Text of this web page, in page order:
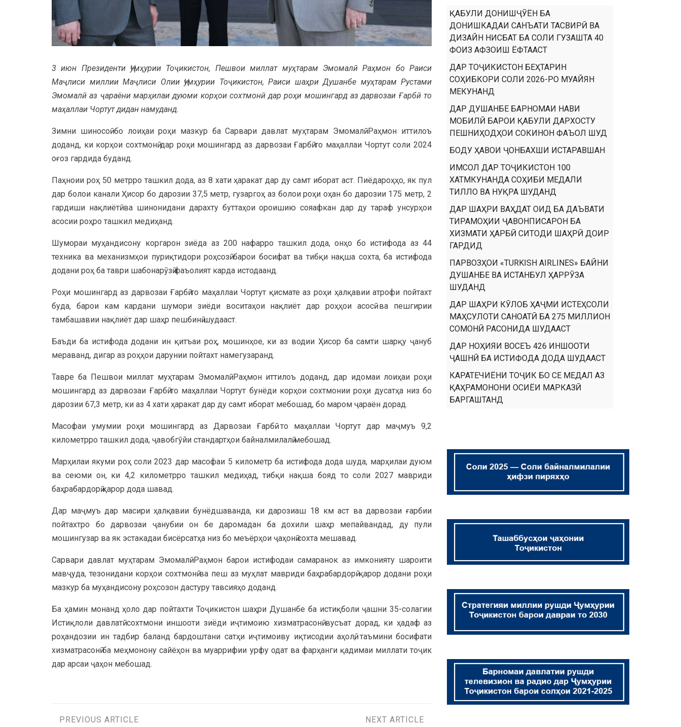
3 июн Президенти Ҷумҳурии Тоҷикистон, Пешвои миллат муҳтарам Эмомалӣ Раҳмон бо Раиси
Маҷлиси миллии Маҷлиси Олии Ҷумҳурии Тоҷикистон, Раиси шаҳри Душанбе муҳтарам Рустами
Эмомалӣ аз ҷараёни марҳилаи дуюми корҳои сохтмонӣ дар роҳи мошингард аз дарвозаи Ғарбӣ то
маҳаллаи Чортут дидан намуданд.
Зимни шиносоӣ бо лоиҳаи роҳи мазкур ба Сарвари давлат муҳтарам Эмомалӣ Раҳмон иттилоъ
доданд, ки корҳои сохтмонӣ дар роҳи мошингард аз дарвозаи Ғарбӣ то маҳаллаи Чортут соли 2024
оғоз гардида буданд.
Паҳноии роҳ 50 метрро ташкил дода, аз 8 хати ҳаракат дар ду самт иборат аст. Пиёдароҳҳо, як пул
дар болои канали Ҳисор бо дарозии 37,5 метр, гузаргоҳ аз болои роҳи оҳан бо дарозии 175 метр, 2
гардиши нақлиётӣ ва шинонидани дарахту буттаҳои ороишию сояафкан дар ду тараф унсурҳои
асосии роҳро ташкил медиҳанд.
Шумораи муҳандисону коргарон зиёда аз 200 нафарро ташкил дода, онҳо бо истифода аз 44
техника ва механизмҳои пуриқтидори роҳсозӣ барои босифат ва тибқи нақша сохта, ба истифода
додани роҳ ба таври шабонарӯзӣ фаъолият карда истодаанд.
Роҳи мошингард аз дарвозаи Ғарбӣ то маҳаллаи Чортут қисмате аз роҳи ҳалқавии атрофи пойтахт
буда, барои кам кардани шумори зиёди воситаҳои нақлиёт дар роҳҳои асосӣ ва пешгирии
тамбашавии нақлиёт дар шаҳр пешбинӣ шудааст.
Баъди ба истифода додани ин қитъаи роҳ, мошинҳое, ки аз водии Ҳисор ба самти шарқу ҷануб
мераванд, дигар аз роҳҳои дарунии пойтахт намегузаранд.
Тавре ба Пешвои миллат муҳтарам Эмомалӣ Раҳмон иттилоъ доданд, дар идомаи лоиҳаи роҳи
мошингард аз дарвозаи Ғарбӣ то маҳаллаи Чортут бунёди корҳои сохтмонии роҳи дусатҳа низ бо
дарозии 67,3 метр, ки аз 4 хати ҳаракат дар ду самт иборат мебошад, бо маром ҷараён дорад.
Масофаи умумии роҳи мошингард аз Дарвозаи Ғарбӣ то маҳаллаи Чортут дар маҷмуъ 9,2
километрро ташкил дода, ҷавобгӯйи стандартҳои байналмилалӣ мебошад.
Марҳилаи якуми роҳ соли 2023 дар масофаи 5 километр ба истифода дода шуда, марҳилаи дуюм
ва сеюми он, ки 4,2 километрро ташкил медиҳад, тибқи нақша бояд то соли 2027 мавриди
баҳрабардорӣ қарор дода шавад.
Дар маҷмуъ дар масири ҳалқавии бунёдшаванда, ки дарозиаш 18 км аст ва дарвозаи ғарбии
пойтахтро бо дарвозаи ҷанубии он бе даромадан ба дохили шаҳр мепайвандад, ду пули
мошингузар ва як эстакадаи бисёрсатҳа низ бо меъёрҳои ҷаҳонӣ сохта мешавад.
Сарвари давлат муҳтарам Эмомалӣ Раҳмон барои истифодаи самаранок аз имконияту шароити
мавҷуда, тезонидани корҳои сохтмонӣ ва пеш аз муҳлат мавриди баҳрабардорӣ қарор додани роҳи
мазкур ба муҳандисону роҳсозон дастуру тавсияҳо доданд.
Ба ҳамин монанд ҳоло дар пойтахти Тоҷикистон шаҳри Душанбе ба истиқболи ҷашни 35-солагии
Истиқлоли давлатӣ сохтмони иншооти зиёди иҷтимоию хизматрасонӣ вусъат дорад, ки ҳадаф аз
роҳандозии ин тадбир баланд бардоштани сатҳи иҷтимоиву иқтисодии аҳолӣ, таъмини босифати
хизматрасонӣ ба меҳмонону сайёҳон ва муаррифии урфу одат ва фарҳанги қадимаи миллати тоҷик
дар арсаи ҷаҳон мебошад.
PREVIOUS ARTICLE
NEXT ARTICLE
ҚАБУЛИ ДОНИШҶӮЁН БА
ДОНИШКАДАИ САНЪАТИ ТАСВИРӢ ВА
ДИЗАЙН НИСБАТ БА СОЛИ ГУЗАШТА 40
ФОИЗ АФЗОИШ ЁФТААСТ
ДАР ТОҶИКИСТОН БЕҲТАРИН
СОҲИБКОРИ СОЛИ 2026-РО МУАЙЯН
МЕКУНАНД
ДАР ДУШАНБЕ БАРНОМАИ НАВИ
МОБИЛӢ БАРОИ ҚАБУЛИ ДАРХОСТУ
ПЕШНИҲОДҲОИ СОКИНОН ФАЪОЛ ШУД
БОДУ ҲАВОИ ҶОНБАХШИ ИСТАРАВШАН
ИМСОЛ ДАР ТОҶИКИСТОН 100
ХАТМКУНАНДА СОҲИБИ МЕДАЛИ
ТИЛЛО ВА НУҚРА ШУДАНД
ДАР ШАҲРИ ВАҲДАТ ОИД БА ДАЪВАТИ
ТИРАМОҲИИ ҶАВОНПИСАРОН БА
ХИЗМАТИ ҲАРБӢ СИТОДИ ШАҲРӢ ДОИР
ГАРДИД
ПАРВОЗҲОИ «TURKISH AIRLINES» БАЙНИ
ДУШАНБЕ ВА ИСТАНБУЛ ҲАРРӮЗА
ШУДАНД
ДАР ШАҲРИ КӮЛОБ ҲАҶМИ ИСТЕҲСОЛИ
МАҲСУЛОТИ САНОАТӢ БА 275 МИЛЛИОН
СОМОНӢ РАСОНИДА ШУДААСТ
ДАР НОҲИЯИ ВОСЕЪ 426 ИНШООТИ
ҶАШНӢ БА ИСТИФОДА ДОДА ШУДААСТ
КАРАТЕЧИЁНИ ТОҶИК БО СЕ МЕДАЛ АЗ
ҚАҲРАМОНОНИ ОСИЁИ МАРКАЗӢ
БАРГАШТАНД